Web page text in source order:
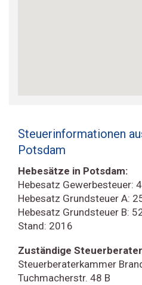
Steuerinformationen
Potsdam
Hebesätze in Potsdam:
Hebesatz Gewerbesteuer:
Hebesatz Grundsteuer A:
Hebesatz Grundsteuer B:
Stand: 2016
Zuständige
Steuerberaterkammer
Tuchmacherstr. 48 B